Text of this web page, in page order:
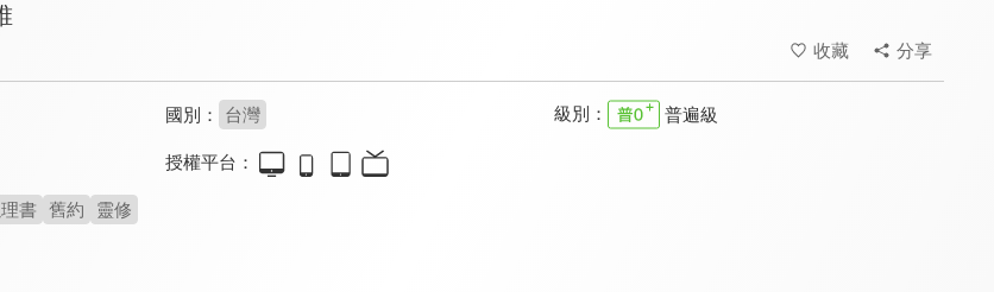
收藏 分享
國別： 台灣 級別： 普遍級
授權平台：
書 舊約 靈修